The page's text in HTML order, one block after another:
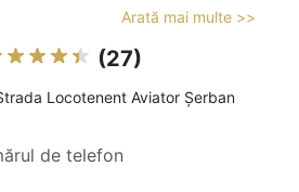
Arată mai multe >>
(27)
Locotenent Aviator Șerban
de telefon